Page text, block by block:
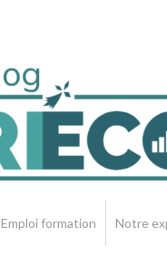
Emploi formation Notre